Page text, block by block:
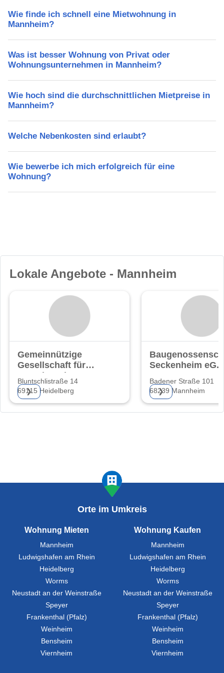
Wie finde ich schnell eine Mietwohnung in
Mannheim?
Was ist besser Wohnung von Privat oder
Wohnungsunternehmen in Mannheim?
Wie hoch sind die durchschnittlichen Mietpreise in
Mannheim?
Welche Nebenkosten sind erlaubt?
Wie bewerbe ich mich erfolgreich für eine
Wohnung?
Lokale Angebote - Mannheim
Gemeinnützige
Gesellschaft für
Grund- und
Bluntschlistraße 14
69115 Heidelberg
❯
Seckenheim eG.
Badener Straße 101
68239 Mannheim
❯
Orte im Umkreis
Wohnung Mieten
Mannheim
Ludwigshafen am Rhein
Heidelberg
Worms
Neustadt an der Weinstraße
Speyer
Frankenthal (Pfalz)
Weinheim
Bensheim
Viernheim
Wohnung Kaufen
Mannheim
Ludwigshafen am Rhein
Heidelberg
Worms
Neustadt an der Weinstraße
Speyer
Frankenthal (Pfalz)
Weinheim
Bensheim
Viernheim